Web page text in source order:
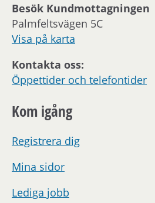
Besök Kundmottagningen
Palmfeltsvägen 5C
Visa på karta
Kontakta oss:
Öppettider och telefontider
Kom igång
Registrera dig
Mina sidor
Lediga jobb